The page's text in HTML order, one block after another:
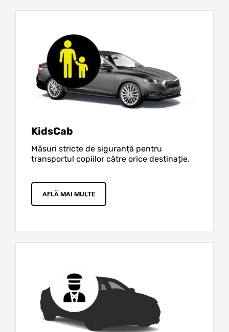
KidsCab
Măsuri stricte de siguranță pentru
transportul copiilor către orice destinație.
AFLĂ MAI MULTE